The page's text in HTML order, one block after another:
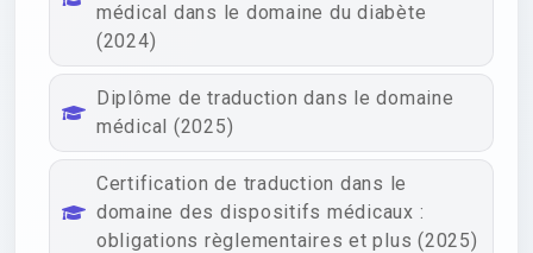
médical dans le domaine du diabète
(2024)
Diplôme de traduction dans le domaine
médical (2025)
Certification de traduction dans le
domaine des dispositifs médicaux :
obligations règlementaires et plus (2025)